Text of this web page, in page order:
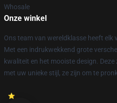
Whosale
Onze winkel
Ons team van wereldklasse heeft
Met een indrukwekkend grote
kwaliteit en het mooiste design.
met uw unieke stijl, ze zijn om te